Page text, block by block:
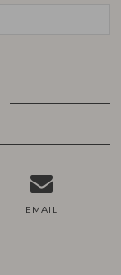
EMAIL